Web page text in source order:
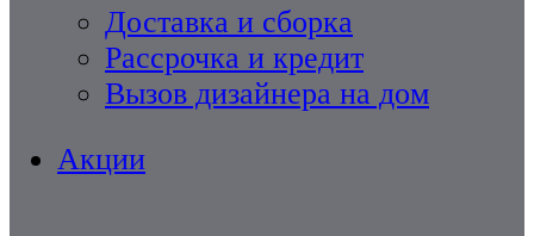
Доставка и сборка
Рассрочка и кредит
Вызов дизайнера на дом
Акции